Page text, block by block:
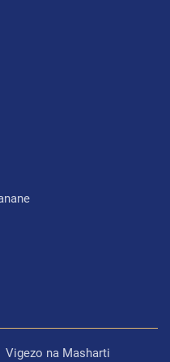
Vigezo na Masharti